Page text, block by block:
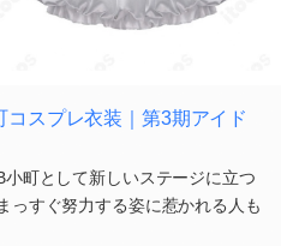
コスプレ衣装｜第3期アイド
町として新しいステージに立つ
っすぐ努力する姿に惹かれる人も